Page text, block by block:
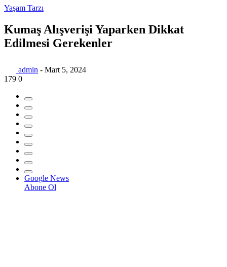
Yaşam Tarzı
Kumaş Alışverişi Yaparken Dikkat
Edilmesi Gerekenler
admin - Mart 5, 2024
179 0
Google News
Abone Ol